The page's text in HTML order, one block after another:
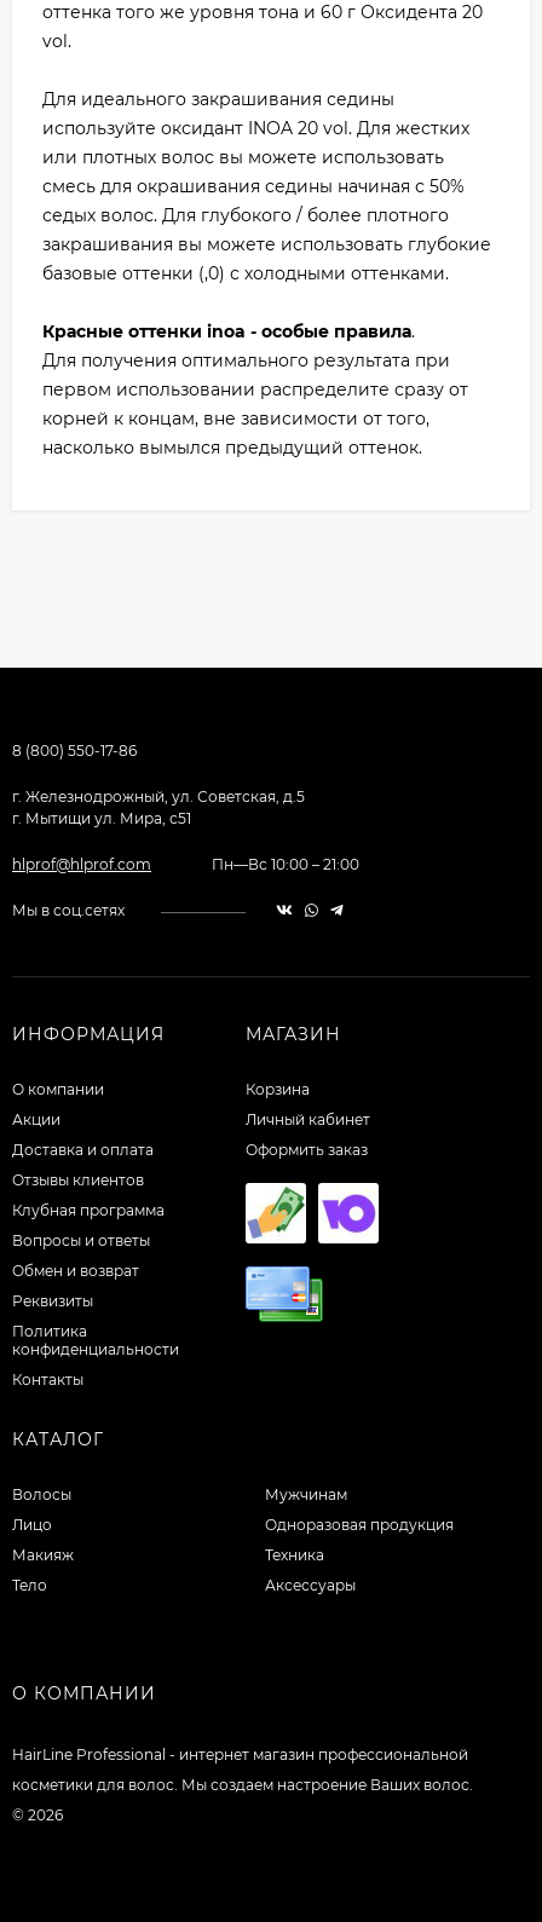
оттенка того же уровня тона и 60 г Оксидента 20
vol.
Для идеального закрашивания седины
используйте оксидант INOA 20 vol. Для жестких
или плотных волос вы можете использовать
смесь для окрашивания седины начиная с 50%
седых волос. Для глубокого / более плотного
закрашивания вы можете использовать глубокие
базовые оттенки (,0) с холодными оттенками.
Красные оттенки inoa - особые правила.
Для получения оптимального результата при
первом использовании распределите сразу от
корней к концам, вне зависимости от того,
насколько вымылся предыдущий оттенок.
8 (800) 550-17-86
г. Железнодрожный, ул. Советская, д.5
г. Мытищи ул. Мира, с51
hlprof@hlprof.com Пн—Вс 10:00 – 21:00
Мы в соц.сетях
ИНФОРМАЦИЯ
О компании
Акции
Доставка и оплата
Отзывы клиентов
Клубная программа
Вопросы и ответы
Обмен и возврат
Реквизиты
Политика
конфиденциальности
Контакты
МАГАЗИН
Корзина
Личный кабинет
Оформить заказ
КАТАЛОГ
Волосы
Лицо
Макияж
Тело
Мужчинам
Одноразовая продукция
Техника
Аксессуары
О КОМПАНИИ
HairLine Professional - интернет магазин профессиональной
косметики для волос. Мы создаем настроение Ваших волос.
© 2026